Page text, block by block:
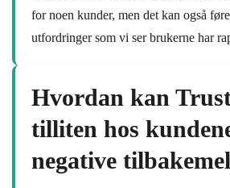
for noen kunder, men det kan også
utfordringer som vi ser brukerne har
Hvordan kan
tilliten hos
negative